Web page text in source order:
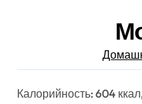
Калорийность: 604